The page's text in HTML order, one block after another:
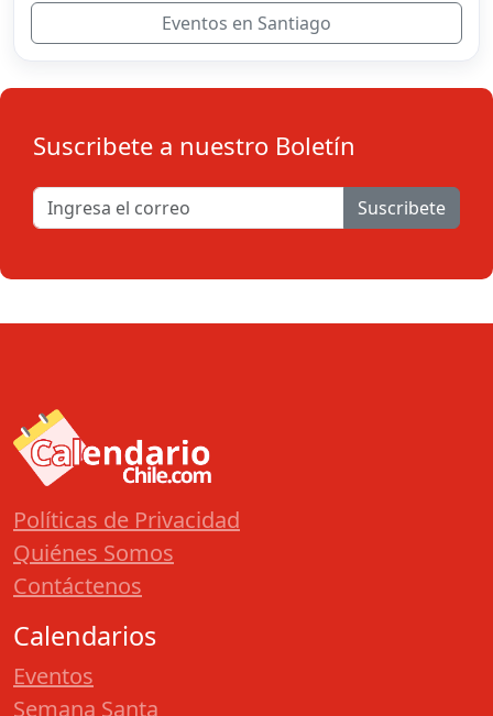
Eventos en Santiago
Suscribete a nuestro Boletín
Suscribete
Políticas de Privacidad
Quiénes Somos
Contáctenos
Calendarios
Eventos
Semana Santa